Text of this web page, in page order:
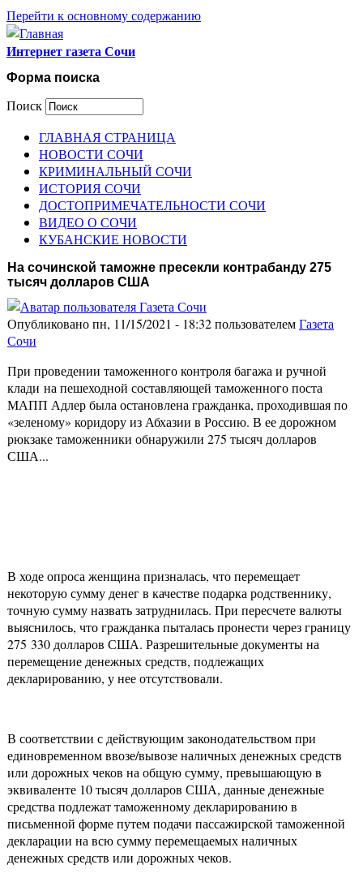
Перейти к основному содержанию
Интернет газета Сочи
Форма поиска
Поиск
ГЛАВНАЯ СТРАНИЦА
НОВОСТИ СОЧИ
КРИМИНАЛЬНЫЙ СОЧИ
ИСТОРИЯ СОЧИ
ДОСТОПРИМЕЧАТЕЛЬНОСТИ СОЧИ
ВИДЕО О СОЧИ
КУБАНСКИЕ НОВОСТИ
На сочинской таможне пресекли контрабанду 275
тысяч долларов США
Опубликовано пн, 11/15/2021 - 18:32 пользователемГазета
Сочи
При проведении таможенного контроля багажа и ручной
клади на пешеходной составляющей таможенного поста
МАПП Адлер была остановлена гражданка, проходившая по
«зеленому» коридору из Абхазии в Россию. В ее дорожном
рюкзаке таможенники обнаружили 275 тысяч долларов
США...
В ходе опроса женщина призналась, что перемещает
некоторую сумму денег в качестве подарка родственнику,
точную сумму назвать затруднилась. При пересчете валюты
выяснилось, что гражданка пыталась пронести через границу
275 330 долларов США. Разрешительные документы на
перемещение денежных средств, подлежащих
декларированию, у нее отсутствовали.
В соответствии с действующим законодательством при
единовременном ввозе/вывозе наличных денежных средств
или дорожных чеков на общую сумму, превышающую в
эквиваленте 10 тысяч долларов США, данные денежные
средства подлежат таможенному декларированию в
письменной форме путем подачи пассажирской таможенной
декларации на всю сумму перемещаемых наличных
денежных средств или дорожных чеков.